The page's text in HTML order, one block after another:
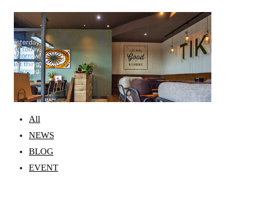
All
NEWS
BLOG
EVENT